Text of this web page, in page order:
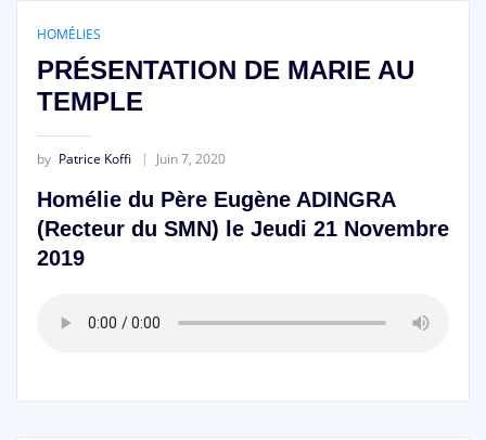
HOMÉLIES
PRÉSENTATION DE MARIE AU
TEMPLE
by Patrice Koffi Juin 7, 2020
Homélie du Père Eugène ADINGRA
(Recteur du SMN) le Jeudi 21 Novembre
2019